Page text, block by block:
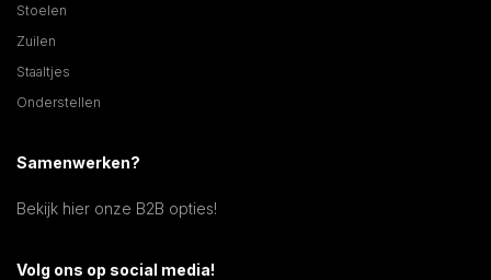
Stoelen
Zuilen
Staaltjes
Onderstellen
Samenwerken?
Bekijk hier onze B2B opties!
Volg ons op social media!